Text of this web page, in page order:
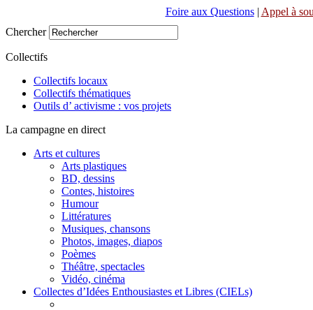
Foire aux Questions| Appel à
Chercher
Collectifs
Collectifs locaux
Collectifs thématiques
Outils d’ activisme : vos projets
La campagne en direct
Arts et cultures
Arts plastiques
BD, dessins
Contes, histoires
Humour
Littératures
Musiques, chansons
Photos, images, diapos
Poèmes
Théâtre, spectacles
Vidéo, cinéma
Collectes d’Idées Enthousiastes et Libres (CIELs)